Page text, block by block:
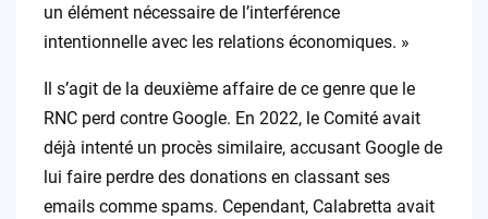
un élément nécessaire de l’interférence
intentionnelle avec les relations économiques. »
Il s’agit de la deuxième affaire de ce genre que le
RNC perd contre Google. En 2022, le Comité avait
déjà intenté un procès similaire, accusant Google de
lui faire perdre des donations en classant ses
emails comme spams. Cependant, Calabretta avait